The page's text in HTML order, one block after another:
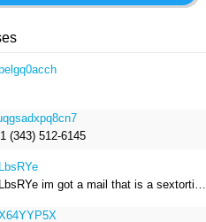
(343) 512-6145
15QWF2UvF3Cj61AzPJrhaC8aCsB7LbsRYe im got a mail that is a sextortion spam , he saying im have a R.A.T and need to pay 800$